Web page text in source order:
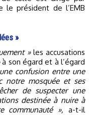
le président de l’EMB
»
»les accusations
à son égard et à l’égard
confusion entre une
notre mosquée et ses
de suspecter une
destinée à nuire à
communauté », a-t-il